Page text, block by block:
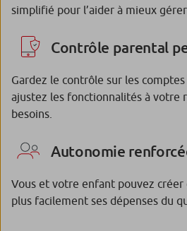
simplifié pour l’aider à mieux
Contrôle parental
Gardez le contrôle sur les
ajustez les fonctionnalités à votre
besoins.
Autonomie
Vous et votre enfant pouvez créer
plus facilement ses dépenses du